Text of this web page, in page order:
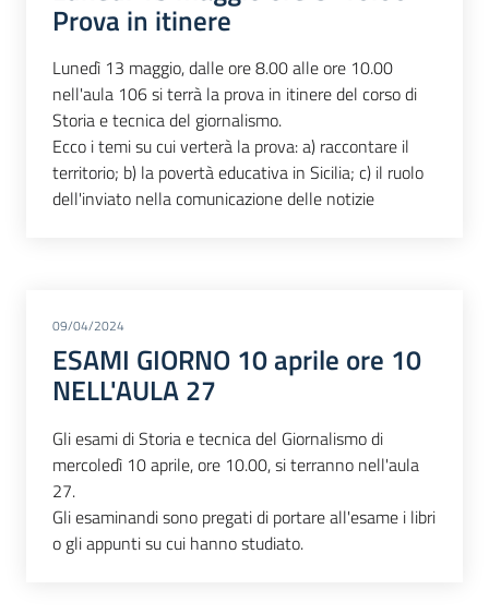
Prova in itinere
Lunedì 13 maggio, dalle ore 8.00 alle ore 10.00
nell'aula 106 si terrà la prova in itinere del corso di
Storia e tecnica del giornalismo.
Ecco i temi su cui verterà la prova: a) raccontare il
territorio; b) la povertà educativa in Sicilia; c) il ruolo
dell'inviato nella comunicazione delle notizie
09/04/2024
ESAMI GIORNO 10 aprile ore 10
NELL'AULA 27
Gli esami di Storia e tecnica del Giornalismo di
mercoledì 10 aprile, ore 10.00, si terranno nell'aula
27.
Gli esaminandi sono pregati di portare all'esame i libri
o gli appunti su cui hanno studiato.